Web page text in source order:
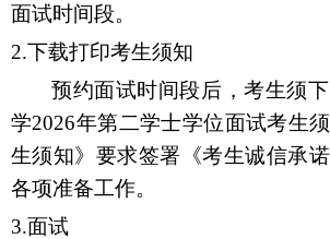
面试时间段。
2.下载打印考生须知
预约面试时间段后，考生须
学2026年第二学士学位面试考生
生须知》要求签署《考生诚信承
各项准备工作。
3.面试